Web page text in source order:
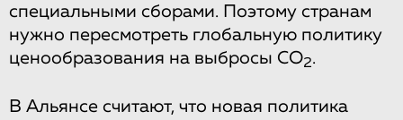
специальными сборами. Поэтому странам
нужно пересмотреть глобальную политику
ценообразования на выбросы CO2.
В Альянсе считают, что новая политика